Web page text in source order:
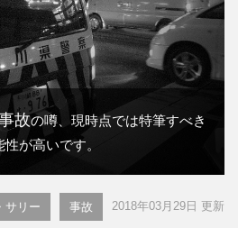
故の噂、現時点では特筆すべき
が高いです。
サリー 事故 2018年03月29日 更新